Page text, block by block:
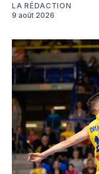
LA RÉDACTION
9 août 2026